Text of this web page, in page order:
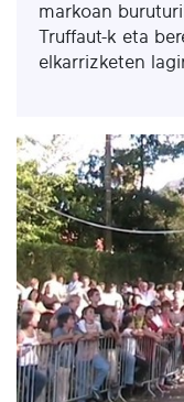
markoan
Truffaut-k eta
elkarrizketen